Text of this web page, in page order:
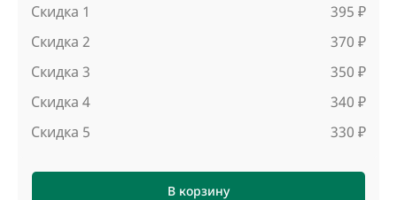
Скидка 1
395 ₽
Скидка 2
370 ₽
Скидка 3
350 ₽
Скидка 4
340 ₽
Скидка 5
330 ₽
В корзину